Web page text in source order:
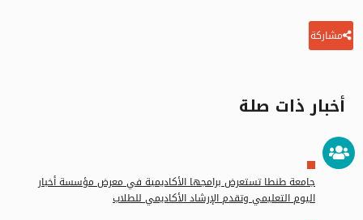
مشاركة
أخبار ذات صلة
جامعة طنطا تستعرض برامجها الأكاديمية في معرض مؤسسة أخبار
اليوم التعليمي وتقدم الإرشاد الأكاديمي للطلاب